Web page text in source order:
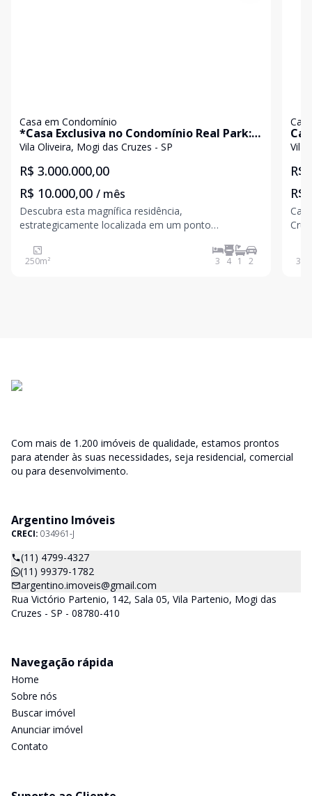
Casa em Condomínio
*Casa Exclusiva no Condomínio Real Park:
Luxo, Conforto e Sustentabilidade*
Vila Oliveira, Mogi das Cruzes - SP
R$ 3.000.000,00
R$ 10.000,00 / mês
Descubra esta magnífica residência,
estrategicamente localizada em um ponto
Park. Com uma vista deslumbrante e acesso direto à
praça de esportes e ao lago, esta propriedade
250m² 3 4 1 2
Vila
R$
R$
Cruzes Área do Lote: 269,50
350
Com mais de 1.200 imóveis de qualidade, estamos prontos
para atender às suas necessidades, seja residencial, comercial
ou para desenvolvimento.
Argentino Imóveis
CRECI: 034961-J
(11) 4799-4327
(11) 99379-1782
argentino.imoveis@gmail.com
Rua Victório Partenio, 142, Sala 05, Vila Partenio, Mogi das
Cruzes - SP - 08780-410
Navegação rápida
Home
Sobre nós
Buscar imóvel
Anunciar imóvel
Contato